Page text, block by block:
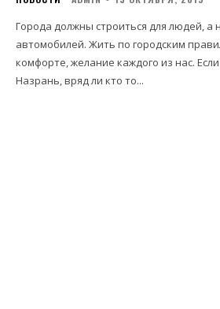
Города должны строиться для людей, а
автомобилей. Жить по городским
комфорте, желание каждого из нас.
Назрань, вряд ли кто то...